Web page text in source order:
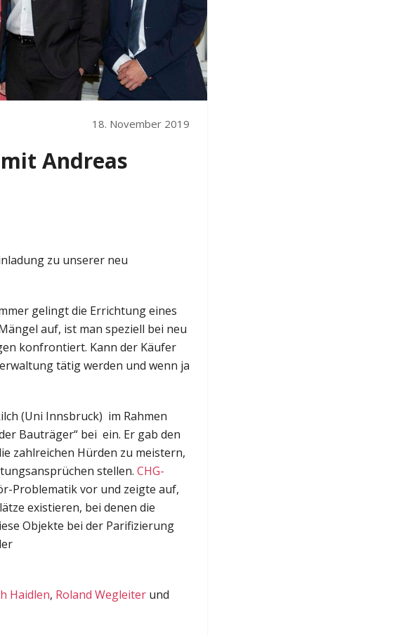
18. November 2019
Andreas
zu unserer neu
gelingt die Errichtung eines
auf, ist man speziell bei neu
konfrontiert. Kann der Käufer
tätig werden und wenn ja
(Uni Innsbruck) im Rahmen
Bauträger“ bei ein. Er gab den
zahlreichen Hürden zu meistern,
stellen. CHG-
Problematik vor und zeigte auf,
existieren, bei denen die
Objekte bei der Parifizierung
Haidlen, Roland Wegleiterund